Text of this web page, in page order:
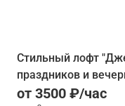
Стильный лофт
праздников и
от 3500 ₽/час